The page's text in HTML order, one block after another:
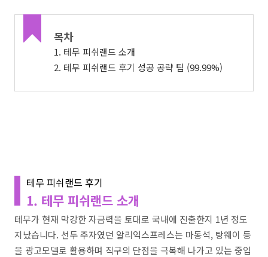
목차
1. 테무 피쉬랜드 소개
2. 테무 피쉬랜드 후기 성공 공략 팁 (99.99%)
테무 피쉬랜드 후기
1. 테무 피쉬랜드 소개
테무가 현재 막강한 자금력을 토대로 국내에 진출한지 1년 정도
지났습니다. 선두 주자였던 알리익스프레스는 마동석, 탕웨이 등
을 광고모델로 활용하며 직구의 단점을 극복해 나가고 있는 중입